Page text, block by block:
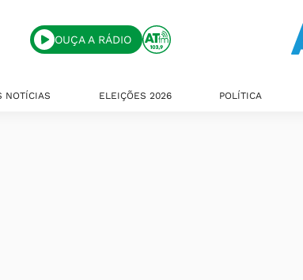
OUÇA A RÁDIO
NOTÍCIAS ELEIÇÕES 2026 POLÍTICA